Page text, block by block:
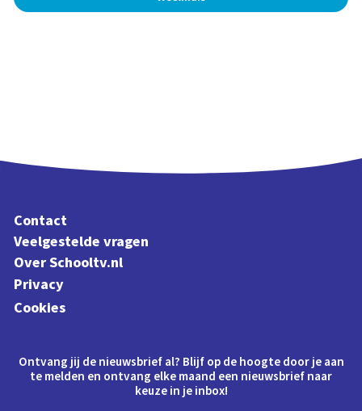
Contact
Veelgestelde vragen
Over Schooltv.nl
Privacy
Cookies
Ontvang jij de nieuwsbrief al? Blijf op de hoogte door je aan
te melden en ontvang elke maand een nieuwsbrief naar
keuze in je inbox!